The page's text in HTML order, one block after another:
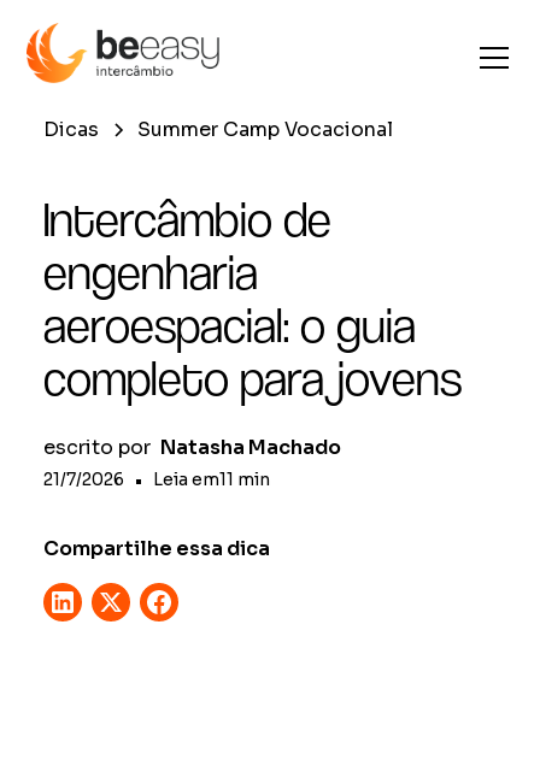
Dicas Summer Camp Vocacional
Intercâmbio de
engenharia
aeroespacial: o guia
completo para jovens
escrito por Natasha Machado
21/7/2026 • Leia em11 min
Compartilhe essa dica